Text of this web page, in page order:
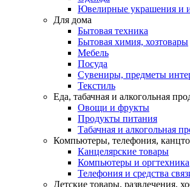
Ювелирные украшения и
Для дома
Бытовая техника
Бытовая химия, хозтовары
Мебель
Посуда
Сувениры, предметы
Текстиль
Еда, табачная и алкогольная
Овощи и фрукты
Продукты питания
Табачная и алкогольная
Компьютеры, телефония,
Канцелярские товары
Компьютеры и оргтехника
Телефония и средства
Детские товары, развлечения,